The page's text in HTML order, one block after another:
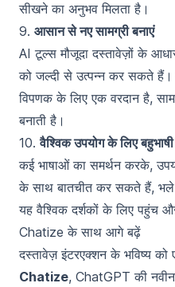
सीखने का अनुभव मिलता है।
9. आसान से नए सामग्री बनाएं
AI टूल्स मौजूदा दस्तावेज़ों के
को जल्दी से उत्पन्न कर सकते हैं।
विपणक के लिए एक वरदान है,
बनाती है।
10.वैश्विक उपयोग के लिए
कई भाषाओं का समर्थन करके,
के साथ बातचीत कर सकते हैं, भले
यह वैश्विक दर्शकों के लिए पहुंच
Chatize के साथ आगे बढ़ें
दस्तावेज़ इंटरएक्शन के भविष्य
Chatize, ChatGPT की